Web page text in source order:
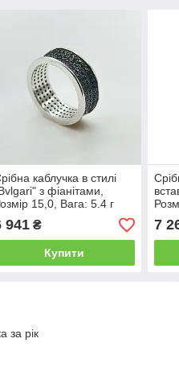
каблучка в стилі
з фіанітами,
15,0, Вага: 5.4 г
941₴
Купити
7
за рік